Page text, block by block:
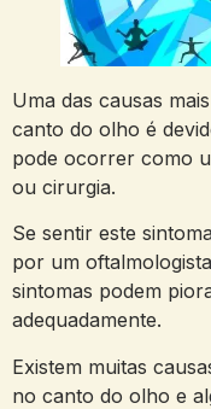
Uma das causas
canto do olho é
pode ocorrer como
ou cirurgia.
Se sentir este
por um
sintomas podem
adequadamente.
Existem muitas
no canto do olho e